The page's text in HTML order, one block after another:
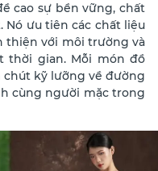
cao sự bền vững, chất
Nó ưu tiên các chất liệu
thiện với môi trường và
thời gian.Mỗi món đồ
kỹ lưỡng về đường
cùng người mặc trong